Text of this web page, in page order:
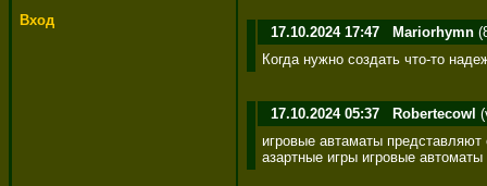
Вход
17.10.2024 17:47 Mariorhymn
Когда нужно создать что-то
17.10.2024 05:37 Robertecowl
игровые автаматы
азартные игры игровые автоматы